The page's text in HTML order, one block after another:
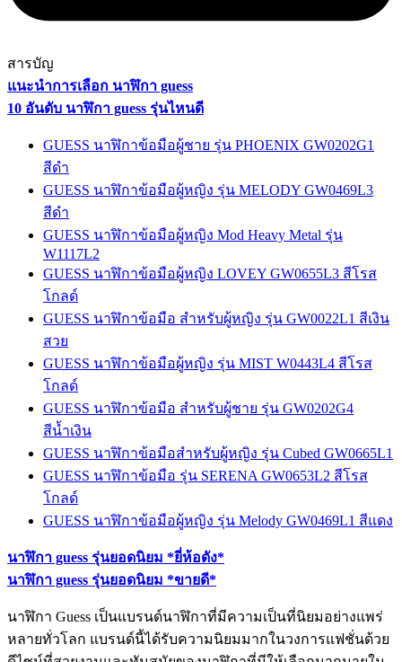
สารบัญ
แนะนำการเลือก นาฬิกา guess
10 อันดับ นาฬิกา guess รุ่นไหนดี
GUESS นาฬิกาข้อมือผู้ชาย รุ่น PHOENIX GW0202G1
สีดำ
GUESS นาฬิกาข้อมือผู้หญิง รุ่น MELODY GW0469L3
สีดำ
GUESS นาฬิกาข้อมือผู้หญิง Mod Heavy Metal รุ่น
W1117L2
GUESS นาฬิกาข้อมือผู้หญิง LOVEY GW0655L3 สีโรส
โกลด์
GUESS นาฬิกาข้อมือ สำหรับผู้หญิง รุ่น GW0022L1 สีเงิน
สวย
GUESS นาฬิกาข้อมือผู้หญิง รุ่น MIST W0443L4 สีโรส
โกลด์
GUESS นาฬิกาข้อมือ สำหรับผู้ชาย รุ่น GW0202G4
สีน้ำเงิน
GUESS นาฬิกาข้อมือสำหรับผู้หญิง รุ่น Cubed GW0665L1
GUESS นาฬิกาข้อมือ รุ่น SERENA GW0653L2 สีโรส
โกลด์
GUESS นาฬิกาข้อมือผู้หญิง รุ่น Melody GW0469L1 สีแดง
นาฬิกา guess รุ่นยอดนิยม *ยี่ห้อดัง*
นาฬิกา guess รุ่นยอดนิยม *ขายดี*
นาฬิกา Guess เป็นแบรนด์นาฬิกาที่มีความเป็นที่นิยมอย่างแพร่
หลายทั่วโลก แบรนด์นี้ได้รับความนิยมมากในวงการแฟชั่นด้วย